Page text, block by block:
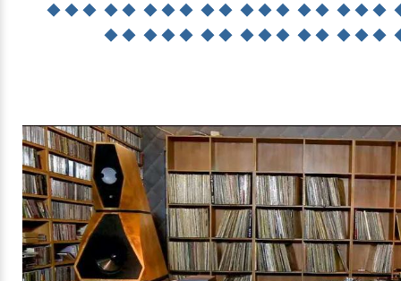
◆ ◆ ◆ ◆ ◆ ◆ ◆ ◆ ◆ ◆ ◆ ◆ ◆ ◆ ◆ ◆ ◆ ◆
◆ ◆ ◆ ◆ ◆ ◆ ◆ ◆ ◆ ◆ ◆ ◆ ◆ ◆ ◆